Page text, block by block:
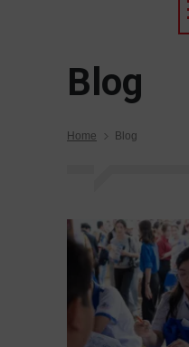
Blog
Home Blog